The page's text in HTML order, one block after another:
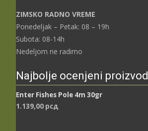
ZIMSKO RADNO VREME
Ponedeljak – Petak: 08 – 19h
Subota: 08-14h
Nedeljom ne radimo
Najbolje ocenjeni
Enter Fishes Pole 4m 30gr
1.139,00 рсд